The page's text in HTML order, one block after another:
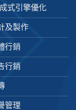
式引擎優化
及製作
行銷
行銷
管理